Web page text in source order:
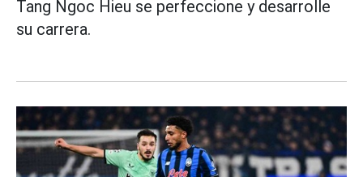
Tang Ngoc Hieu se perfeccione y desarrolle
su carrera.